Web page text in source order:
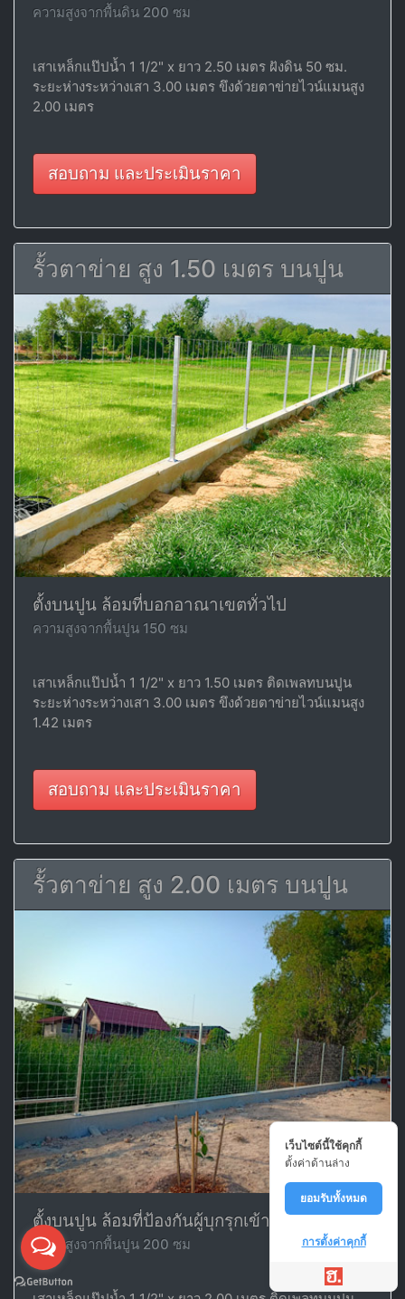
ความสูงจากพื้นดิน 200 ซม
เสาเหล็กแป๊ปน้ำ 1 1/2" x ยาว 2.50 เมตร ฝังดิน 50 ซม.
ระยะห่างระหว่างเสา 3.00 เมตร ขึงด้วยตาข่ายไวน์แมนสูง
2.00 เมตร
สอบถาม และประเมินราคา
รั้วตาข่าย สูง 1.50 เมตร บนปูน
ตั้งบนปูน ล้อมที่บอกอาณาเขตทั่วไป
ความสูงจากพื้นปูน 150 ซม
เสาเหล็กแป๊ปน้ำ 1 1/2" x ยาว 1.50 เมตร ติดเพลทบนปูน
ระยะห่างระหว่างเสา 3.00 เมตร ขึงด้วยตาข่ายไวน์แมนสูง
1.42 เมตร
สอบถาม และประเมินราคา
รั้วตาข่าย สูง 2.00 เมตร บนปูน
ตั้งบนปูน ล้อมที่ป้องกันผู้บุกรุกเข้ามา
ความสูงจากพื้นปูน 200 ซม
เว็บไซต์นี้ใช้คุกกี้
ตั้งค่าด้านล่าง
ยอมรับทั้งหมด
การตั้งค่าคุกกี้